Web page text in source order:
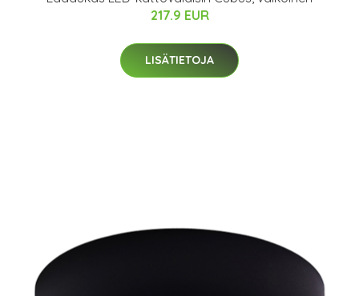
217.9 EUR
LISÄTIETOJA